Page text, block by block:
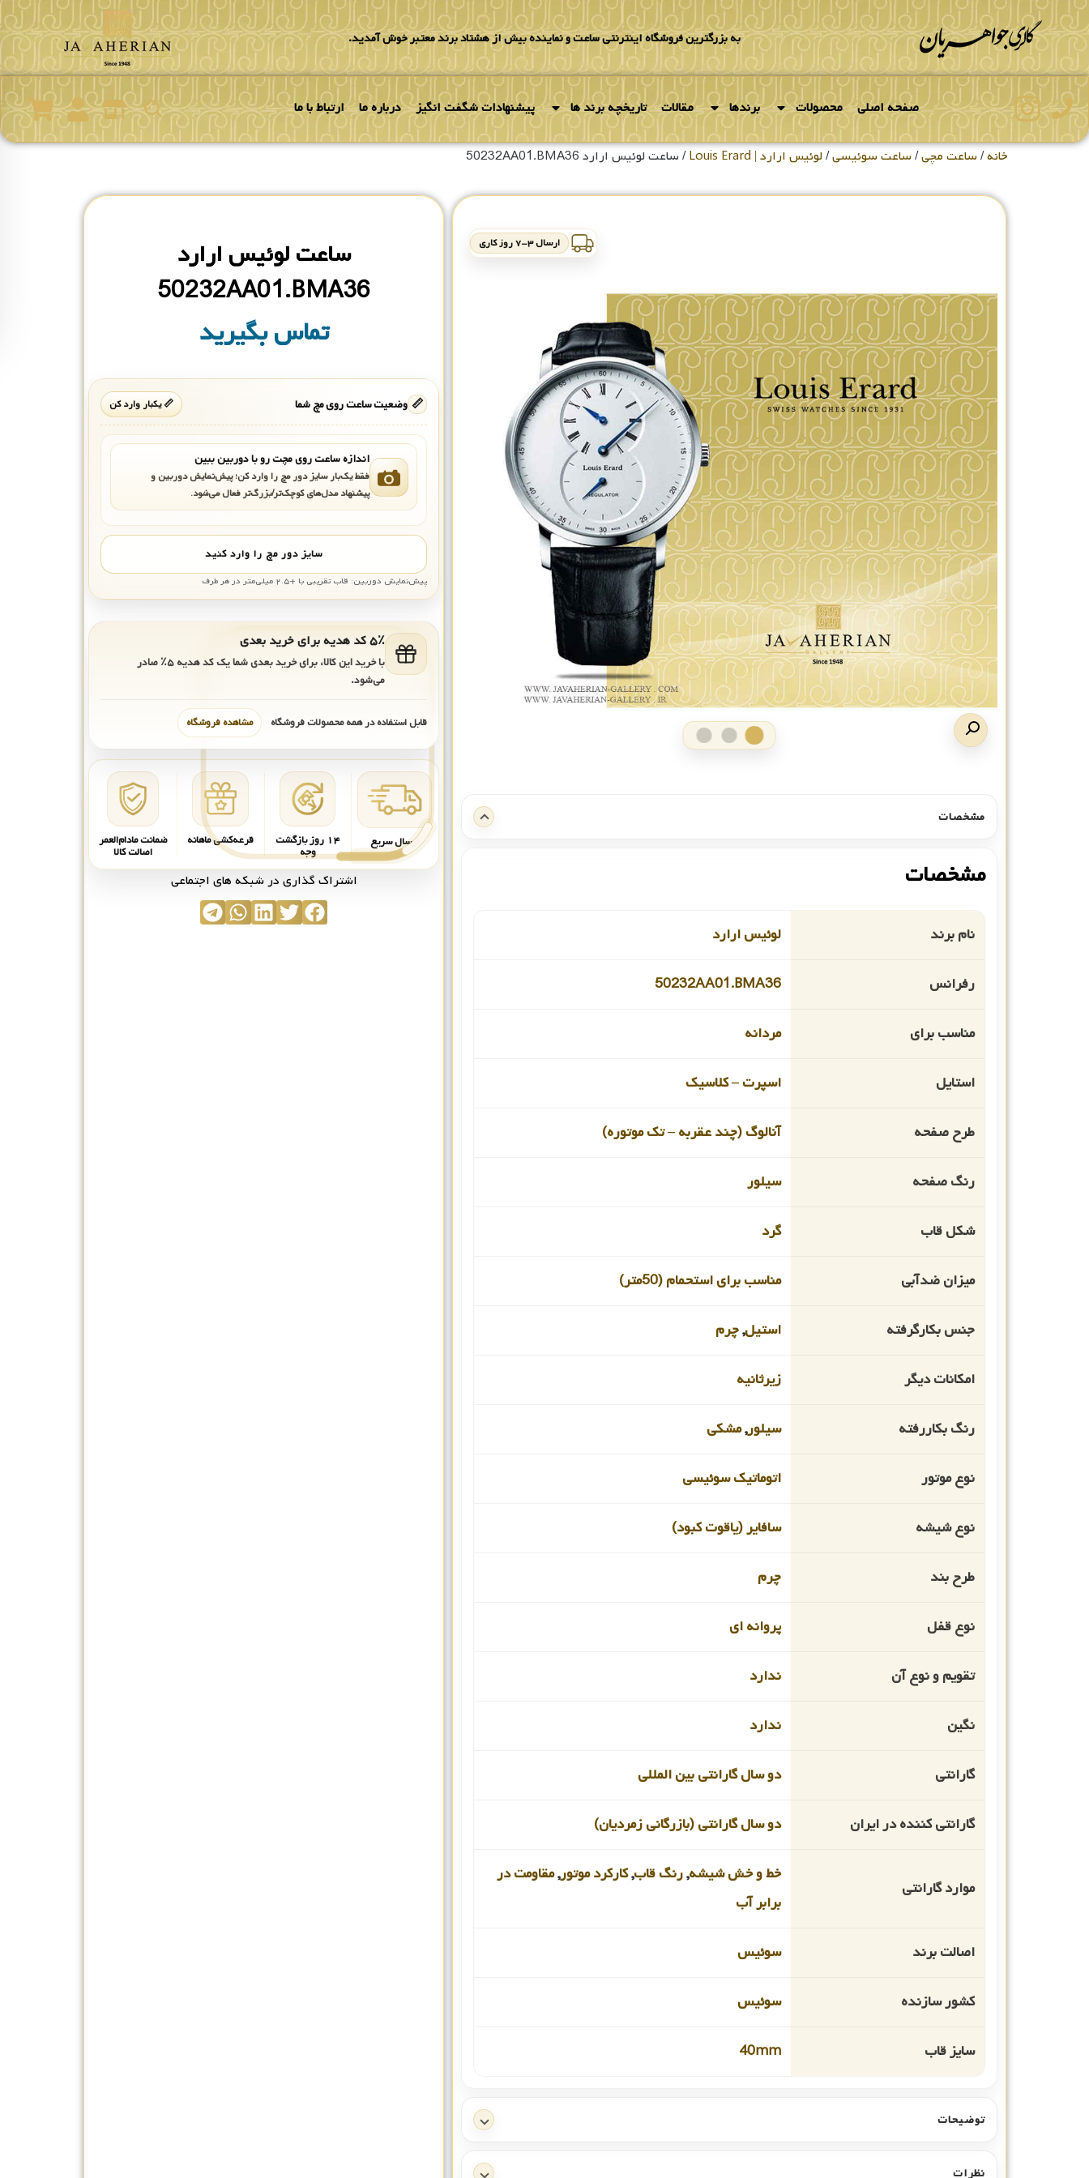
به بزرگترین فروشگاه اینترنتی ساعت و نماینده بیش از هشتاد برند معتبر خوش آمدید.
صفحه اصلی محصولات برندها مقالات تاریخچه برند ها پیشنهادات شگفت انگیز درباره ما ارتباط با ما
خانه/ساعت مچی/ساعت سوئیسی/لوئیس ارارد | Louis Erard / ساعت لوئیس ارارد 50232AA01.BMA36
ارسال ۳-۷ روز کاری
مشخصات
مشخصات
نام برند لوئیس ارارد
رفرانس 50232AA01.BMA36
مناسب برای مردانه
استایل اسپرت – کلاسیک
طرح صفحه آنالوگ (چند عقربه – تک موتوره)
رنگ صفحه سیلور
شکل قاب گرد
میزان ضدآبی مناسب برای استحمام (50متر)
جنس بکارگرفته استیل,چرم
امکانات دیگر زیرثانیه
رنگ بکاررفته سیلور,مشکی
نوع موتور اتوماتیک سوئیسی
نوع شیشه سافایر (یاقوت کبود)
طرح بند چرم
نوع قفل پروانه ای
تقویم و نوع آن ندارد
نگین ندارد
گارانتی دو سال گارانتی بین المللی
گارانتی کننده در ایران دو سال گارانتی (بازرگانی زمردیان)
موارد گارانتی
خط و خش شیشه,رنگ قاب,کارکرد موتور,مقاومت در
برابر آب
اصالت برند سوئیس
کشور سازنده سوئیس
سایز قاب 40mm
توضیحات
نظرات
ساعت لوئیس ارارد
50232AA01.BMA36
تماس بگیرید
📏 وضعیت ساعت روی مچ شما 📏 یکبار وارد کن
اندازه ساعت روی مچت رو با دوربین ببین
فقط یک‌بار سایز دور مچ را وارد کن؛ پیش‌نمایش دوربین و
پیشنهاد مدل‌های کوچک‌تر/بزرگ‌تر فعال می‌شود.
سایز دور مچ را وارد کنید
پیش‌نمایش دوربین: قاب تقریبی با +۲.۵ میلی‌متر در هر طرف
۵٪ کد هدیه برای خرید بعدی
با خرید این کالا، برای خرید بعدی شما یک کد هدیه۵٪ صادر
می‌شود.
قابل استفاده در همه محصولات فروشگاه مشاهده فروشگاه
ارسال سریع ۱۴ روز بازگشت
وجه
قرعه‌کشی ماهانه ضمانت مادام‌العمر
اصالت کالا
اشتراک گذاری در شبکه های اجتماعی